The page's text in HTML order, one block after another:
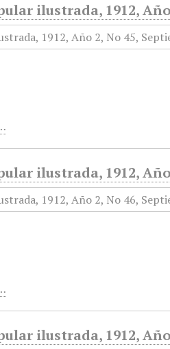
ilustrada, 1912,
ilustrada, 1912,
ilustrada, 1912,